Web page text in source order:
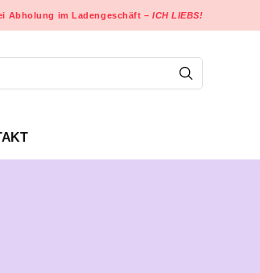
Abholung im Ladengeschäft –ICH LIEBS!